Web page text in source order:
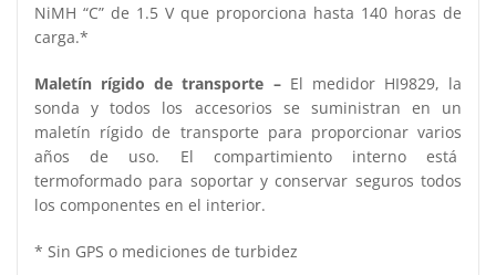
NiMH “C” de 1.5 V que proporciona hasta 140 horas de
carga.*
Maletín rígido de transporte –El medidor HI9829, la
sonda y todos los accesorios se suministran en un
maletín rígido de transporte para proporcionar varios
años de uso. El compartimiento interno está
termoformado para soportar y conservar seguros todos
los componentes en el interior.
* Sin GPS o mediciones de turbidez